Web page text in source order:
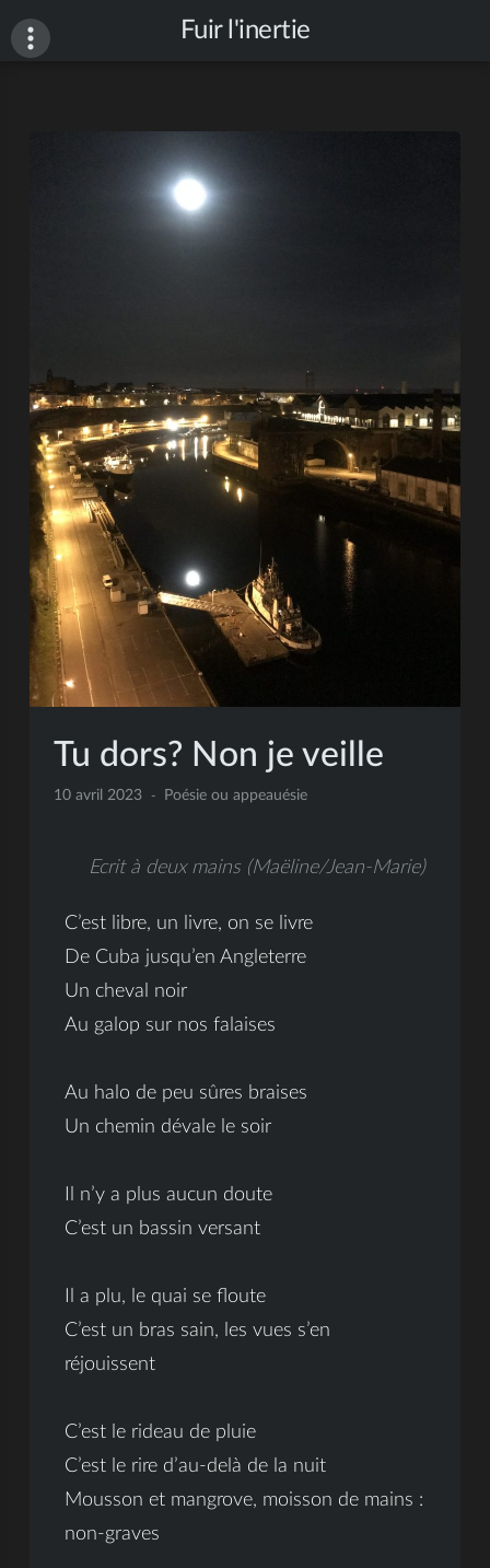
Fuir l'inertie
Tu dors? Non je veille
10 avril 2023 Poésie ou appeauésie
Ecrit à deux mains (Maëline/Jean-Marie)
C’est libre, un livre, on se livre
De Cuba jusqu’en Angleterre
Un cheval noir
Au galop sur nos falaises
Au halo de peu sûres braises
Un chemin dévale le soir
Il n’y a plus aucun doute
C’est un bassin versant
Il a plu, le quai se floute
C’est un bras sain, les vues s’en
réjouissent
C’est le rideau de pluie
C’est le rire d’au-delà de la nuit
Mousson et mangrove, moisson de mains :
non-graves